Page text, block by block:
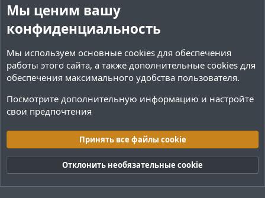
Cookies Тёмная (2020)
Русский (RU)
Обратная связь
Условия и правила
Политика конфиденциальности
Помощь
R
Мы ценим вашу
конфиденциальность
Мы используем основные cookies для обеспечения
работы этого сайта, а также дополнительные cookies для
обеспечения максимального удобства пользователя.
Посмотрите дополнительную информацию и настройте
свои предпочтения
Принять все файлы cookie
Отклонить необязательные cookie